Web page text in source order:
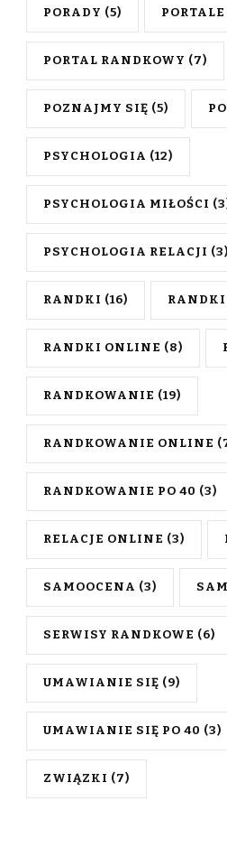
PORADY (5)
PORTAL RANDKOWY (7)
POZNAJMY SIĘ (5)
PSYCHOLOGIA (12)
PSYCHOLOGIA MIŁOŚCI
PSYCHOLOGIA RELACJI (3)
RANDKI (16) RANDKI
RANDKI ONLINE (8)
RANDKOWANIE (19)
RANDKOWANIE ONLINE
RANDKOWANIE PO 40 (3)
RELACJE ONLINE (3)
SAMOOCENA (3)
SERWISY RANDKOWE (6)
UMAWIANIE SIĘ (9)
UMAWIANIE SIĘ PO 40 (3)
ZWIĄZKI (7)